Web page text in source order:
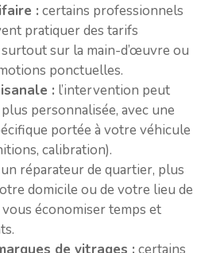
: certains professionnels
pratiquer des tarifs
sur la main-d’œuvre ou
ponctuelles.
: l’intervention peut
personnalisée, avec une
portée à votre véhicule
calibration).
un réparateur de quartier, plus
domicile ou de votre lieu de
économiser temps et
de vitrages : certains